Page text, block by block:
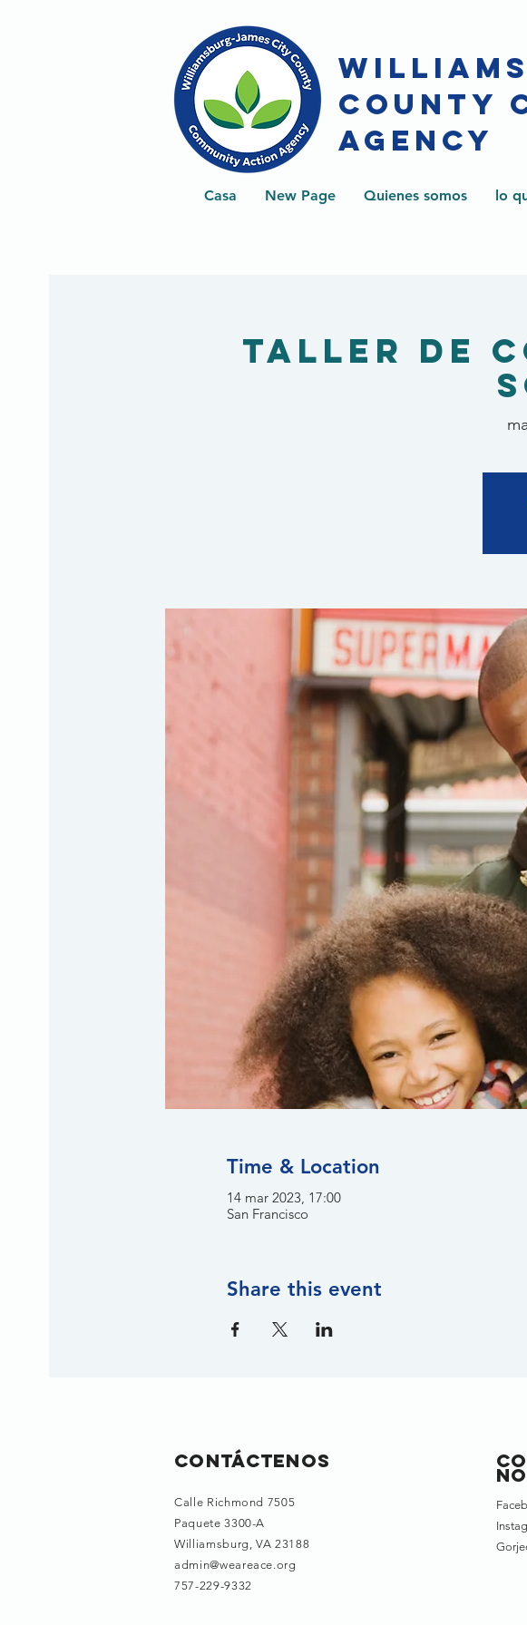
Casa New Page Quienes somos lo
COUNTY
AGENCY
Taller de
Time & Location
14 mar 2023, 17:00
San Francisco
Share this event
Contáctenos
Calle Richmond 7505
Paquete 3300-A
Williamsburg, VA 23188
admin@weareace.org
757-229-9332